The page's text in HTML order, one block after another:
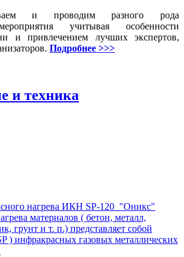
и проводим разного рода
учитывая особенности
и привлечением лучших экспертов,
Подробнее >>>
и техника
нагрева ИКН SP-120 "Оникс"
материалов ( бетон, металл,
грунт и т. п.) представляет собой
) инфракрасных газовых металлических